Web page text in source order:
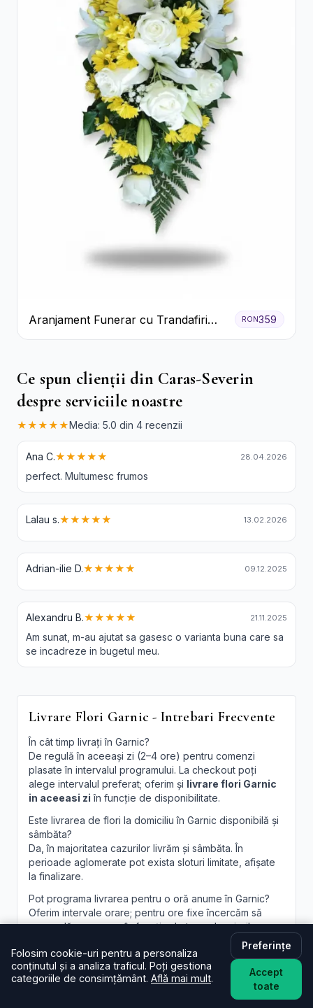
Aranjament Funerar cu Trandafiri
Albi Crizanteme Galbene și Crini
RON359
Ce spun clienții din Caras-Severin
despre serviciile noastre
★★★★★Media: 5.0 din 4 recenzii
Ana C.★★★★★ 28.04.2026
perfect. Multumesc frumos
Lalau s.★★★★★ 13.02.2026
Adrian-ilie D.★★★★★ 09.12.2025
Alexandru B.★★★★★ 21.11.2025
Am sunat, m-au ajutat sa gasesc o varianta buna care sa
se incadreze in bugetul meu.
Livrare Flori Garnic - Intrebari Frecvente
În cât timp livrați în Garnic?
De regulă în aceeași zi (2–4 ore) pentru comenzi
plasate în intervalul programului. La checkout poți
alege intervalul preferat; oferim și livrare flori Garnic
in aceeasi zi în funcție de disponibilitate.
Este livrarea de flori la domiciliu în Garnic disponibilă și
sâmbăta?
Da, în majoritatea cazurilor livrăm și sâmbăta. În
perioade aglomerate pot exista sloturi limitate, afișate
la finalizare.
Pot programa livrarea pentru o oră anume în Garnic?
Oferim intervale orare; pentru ore fixe încercăm să
acomodăm cererea, în funcție de traseul curierilor.
Pot adăuga un mesaj personalizat la buchet?
Desigur. Felicitarea este inclusă; scrie mesajul dorit în
câmpul dedicat, iar noi îl vom imprima lizibil. Realizăm și
personalizate, la cerere.
Folosim cookie-uri pentru a personaliza
conținutul și a analiza traficul. Poți gestiona
categoriile de consimțământ. Află mai mult.
Preferințe
Accept
toate